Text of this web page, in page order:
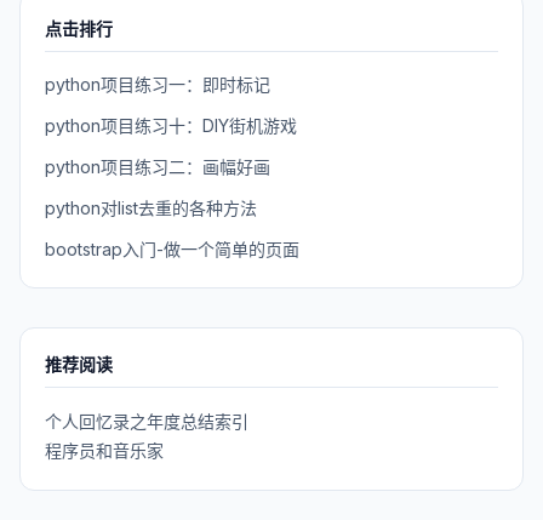
点击排行
python项目练习一：即时标记
python项目练习十：DIY街机游戏
python项目练习二：画幅好画
python对list去重的各种方法
bootstrap入门-做一个简单的页面
推荐阅读
个人回忆录之年度总结索引
程序员和音乐家